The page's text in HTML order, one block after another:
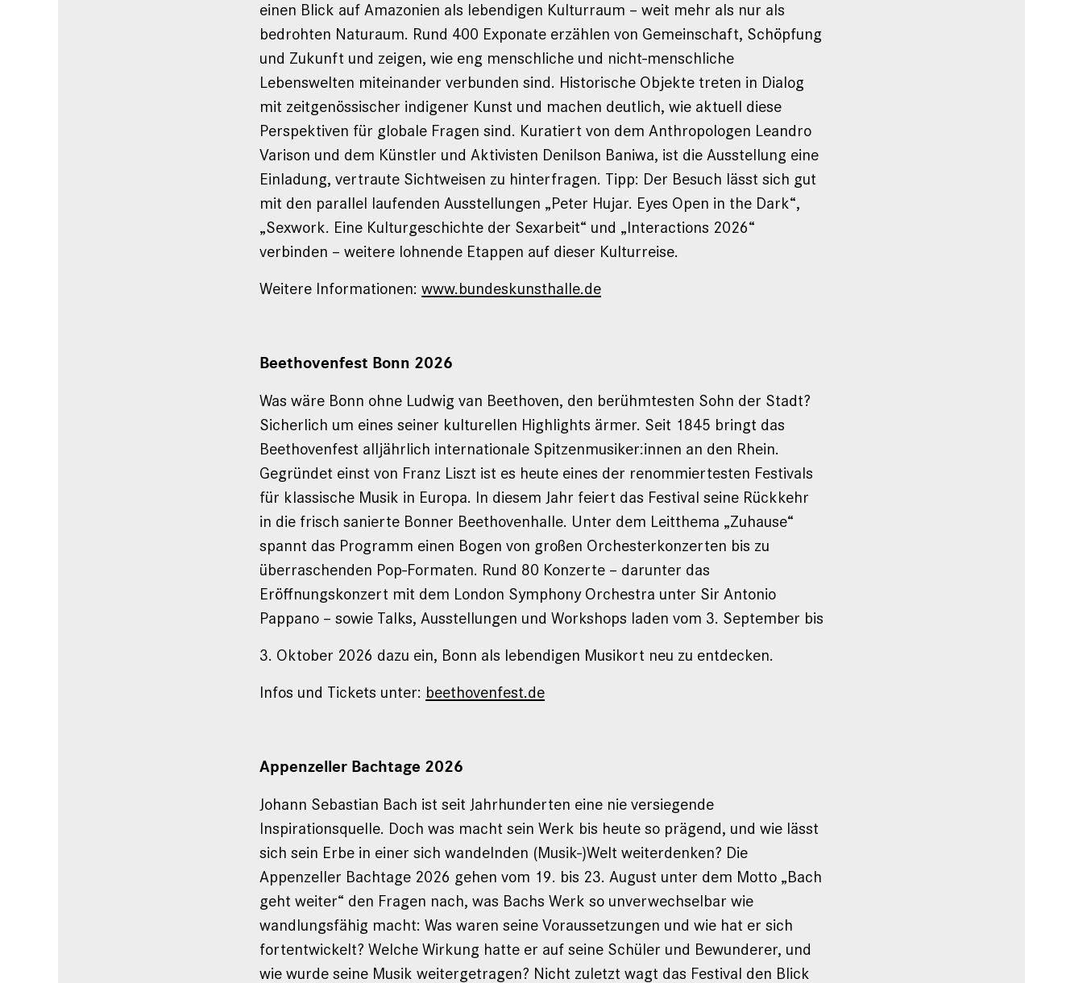
einen Blick auf Amazonien als lebendigen Kulturraum – weit mehr als nur als
bedrohten Naturaum. Rund 400 Exponate erzählen von Gemeinschaft, Schöpfung
und Zukunft und zeigen, wie eng menschliche und nicht-menschliche
Lebenswelten miteinander verbunden sind. Historische Objekte treten in Dialog
mit zeitgenössischer indigener Kunst und machen deutlich, wie aktuell diese
Perspektiven für globale Fragen sind. Kuratiert von dem Anthropologen Leandro
Varison und dem Künstler und Aktivisten Denilson Baniwa, ist die Ausstellung eine
Einladung, vertraute Sichtweisen zu hinterfragen. Tipp: Der Besuch lässt sich gut
mit den parallel laufenden Ausstellungen „Peter Hujar. Eyes Open in the Dark“,
„Sexwork. Eine Kulturgeschichte der Sexarbeit“ und „Interactions 2026“
verbinden – weitere lohnende Etappen auf dieser Kulturreise.
Weitere Informationen: www.bundeskunsthalle.de
Beethovenfest Bonn 2026
Was wäre Bonn ohne Ludwig van Beethoven, den berühmtesten Sohn der Stadt?
Sicherlich um eines seiner kulturellen Highlights ärmer. Seit 1845 bringt das
Beethovenfest alljährlich internationale Spitzenmusiker:innen an den Rhein.
Gegründet einst von Franz Liszt ist es heute eines der renommiertesten Festivals
für klassische Musik in Europa. In diesem Jahr feiert das Festival seine Rückkehr
in die frisch sanierte Bonner Beethovenhalle. Unter dem Leitthema „Zuhause“
spannt das Programm einen Bogen von großen Orchesterkonzerten bis zu
überraschenden Pop-Formaten. Rund 80 Konzerte – darunter das
Eröffnungskonzert mit dem London Symphony Orchestra unter Sir Antonio
Pappano – sowie Talks, Ausstellungen und Workshops laden vom 3. September bis
3. Oktober 2026 dazu ein, Bonn als lebendigen Musikort neu zu entdecken.
Infos und Tickets unter: beethovenfest.de
Appenzeller Bachtage 2026
Johann Sebastian Bach ist seit Jahrhunderten eine nie versiegende
Inspirationsquelle. Doch was macht sein Werk bis heute so prägend, und wie lässt
sich sein Erbe in einer sich wandelnden (Musik-)Welt weiterdenken? Die
Appenzeller Bachtage 2026 gehen vom 19. bis 23. August unter dem Motto „Bach
geht weiter“ den Fragen nach, was Bachs Werk so unverwechselbar wie
wandlungsfähig macht: Was waren seine Voraussetzungen und wie hat er sich
fortentwickelt? Welche Wirkung hatte er auf seine Schüler und Bewunderer, und
wie wurde seine Musik weitergetragen? Nicht zuletzt wagt das Festival den Blick